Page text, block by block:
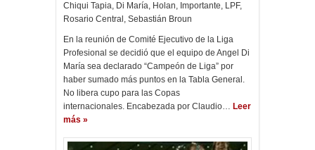
Chiqui Tapia, Di María, Holan, Importante, LPF,
Rosario Central , Sebastián Broun
En la reunión de Comité Ejecutivo de la Liga
Profesional se decidió que el equipo de Angel Di
María sea declarado “Campeón de Liga” por
haber sumado más puntos en la Tabla General.
No libera cupo para las Copas
internacionales. Encabezada por Claudio… Leer
más »